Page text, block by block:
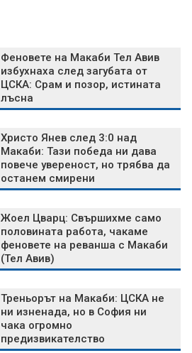
Феновете на Макаби Тел Авив
избухнаха след загубата от
ЦСКА: Срам и позор, истината
лъсна
Христо Янев след 3:0 над
Макаби: Тази победа ни дава
повече увереност, но трябва да
останем смирени
Жоел Цварц: Свършихме само
половината работа, чакаме
феновете на реванша с Макаби
(Тел Авив)
Треньорът на Макаби: ЦСКА не
ни изненада, но в София ни
чака огромно
предизвикателство